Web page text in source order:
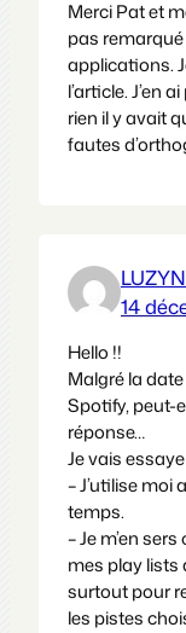
Merci Pat et
pas remarqué
applications.
l’article. J’en
rien il y avait
fautes
14
Hello !!
Malgré la
Spotify, peut-
réponse…
Je vais
– J’utilise
temps.
– Je m’en
mes play lists
surtout pour
les pistes